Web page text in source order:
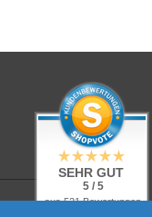
SEHR GUT
5 / 5
aus 521 Bewertungen